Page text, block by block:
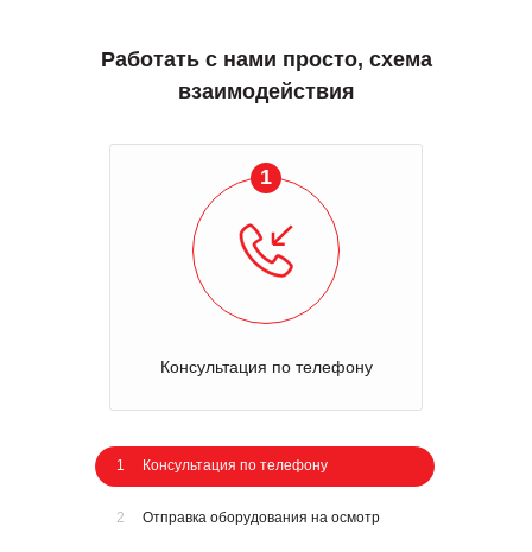
Работать с нами просто, схема
взаимодействия
1
Консультация по телефону
1 Консультация по телефону
2 Отправка оборудования на осмотр